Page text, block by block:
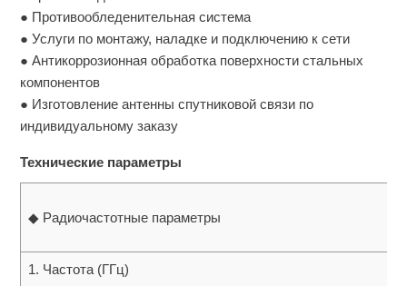
● Противообледенительная система
● Услуги по монтажу, наладке и подключению к сети
● Антикоррозионная обработка поверхности стальных
компонентов
● Изготовление антенны спутниковой связи по
индивидуальному заказу
Технические параметры
◆ Радиочастотные параметры
1. Частота (ГГц)